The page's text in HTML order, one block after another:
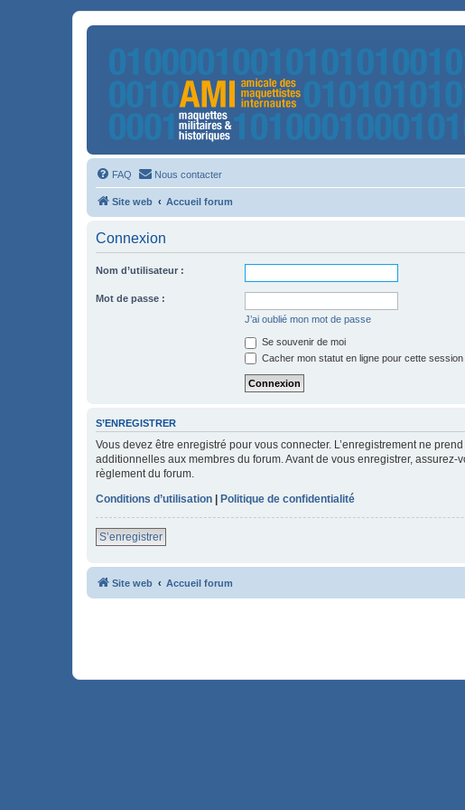
FAQ Nous contacter
Site web Accueil forum
Connexion
Nom d’utilisateur :
Mot de passe :
J’ai oublié mon mot de passe
Se souvenir de moi
Cacher mon statut en ligne pour cette session
S’ENREGISTRER
Vous devez être enregistré pour vous connecter. L’enregistrement ne
additionnelles aux membres du forum. Avant de vous enregistrer,
règlement du forum.
Conditions d’utilisation | Politique de confidentialité
S’enregistrer
Site web Accueil forum